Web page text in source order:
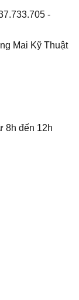
-
Mai Kỹ Thuật
8h đến 12h